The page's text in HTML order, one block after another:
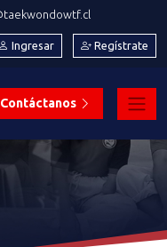
Ingresar Regístrate
Contáctanos